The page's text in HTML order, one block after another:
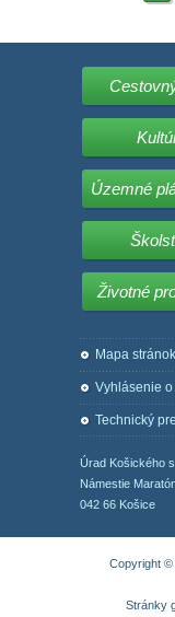
Územné
Životné
Mapa stránok
Vyhlásenie
Technický
Úrad Košického
Námestie
042 66 Košice
Copyright ©
Stránky